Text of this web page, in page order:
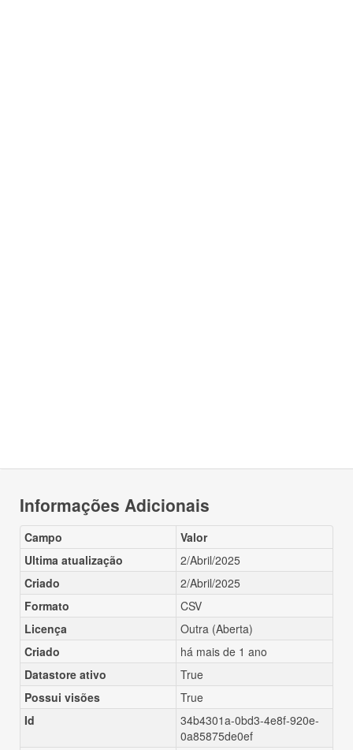
Informações Adicionais
Campo
Valor
Ultima atualização
2/Abril/2025
Criado
2/Abril/2025
Formato
CSV
Licença
Outra (Aberta)
Criado
há mais de 1 ano
Datastore ativo
True
Possui visões
True
Id
34b4301a-0bd3-4e8f-920e-
0a85875de0ef